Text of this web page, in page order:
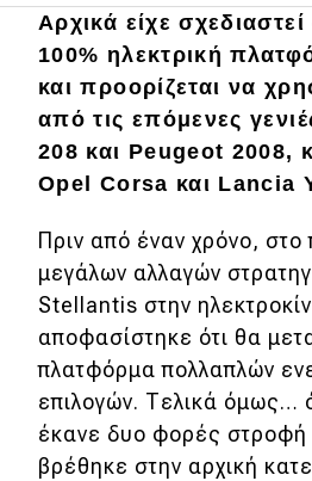
Main navigation
Επικαιρότητα
Νέα μοντέλα
Πρωτότυπα
Κόσμος
Τεχνολογία
Ασφάλεια
Αγορά
Απόψεις
Αρχικά είχε
100% ηλεκτρική
και προορίζεται να
από τις επόμενες
208 και Peugeot 2008,
Opel Corsa και Lancia
Πριν από έναν χρόνο, στο
μεγάλων αλλαγών
Stellantis στην
αποφασίστηκε ότι θα
πλατφόρμα πολλαπλών
επιλογών. Τελικά όμως…
έκανε δυο φορές στροφή
βρέθηκε στην αρχική